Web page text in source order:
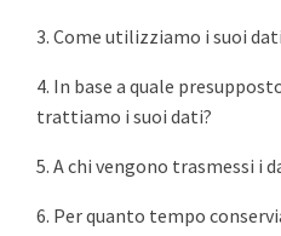
3. Come utilizziamo i suoi
4. In base a quale
trattiamo i suoi dati?
5. A chi vengono trasmessi i
6. Per quanto tempo